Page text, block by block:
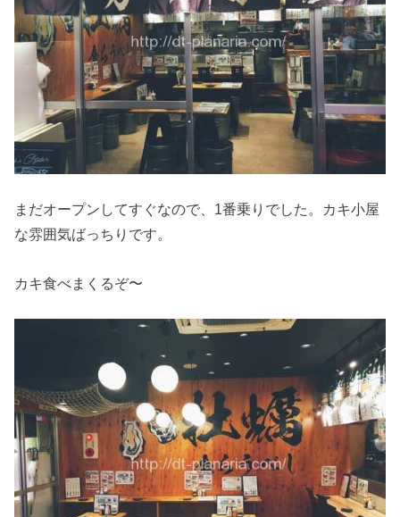
まだオープンしてすぐなので、1番乗りでした。カキ小屋
な雰囲気ばっちりです。
カキ食べまくるぞ〜